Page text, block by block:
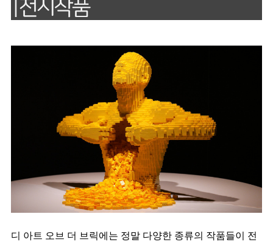
디 아트 오브 더 브릭에는 정말 다양한 종류의 작품들이 전